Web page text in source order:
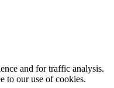
and for traffic analysis.
to our use of cookies.